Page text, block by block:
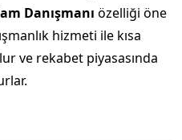
Danışmanı özelliği öne
hizmeti ile kısa
ve rekabet piyasasında